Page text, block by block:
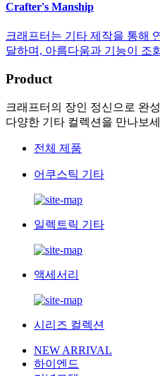
Crafter's Manship
크래프터는 기타 제작을 통해
달하며, 아름다움과 기능이 조
Product
크래프터의 장인 정신으로 완
다양한 기타 컬렉션을 만나보
전체 제품
어쿠스틱 기타
일렉트릭 기타
액세서리
시리즈 컬렉션
NEW ARRIVAL
하이엔드